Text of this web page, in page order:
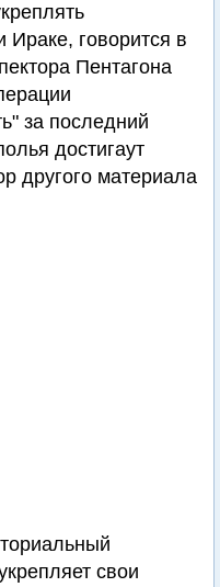
говорится в
Пентагона
за последний
достигаут
другого материала
свои